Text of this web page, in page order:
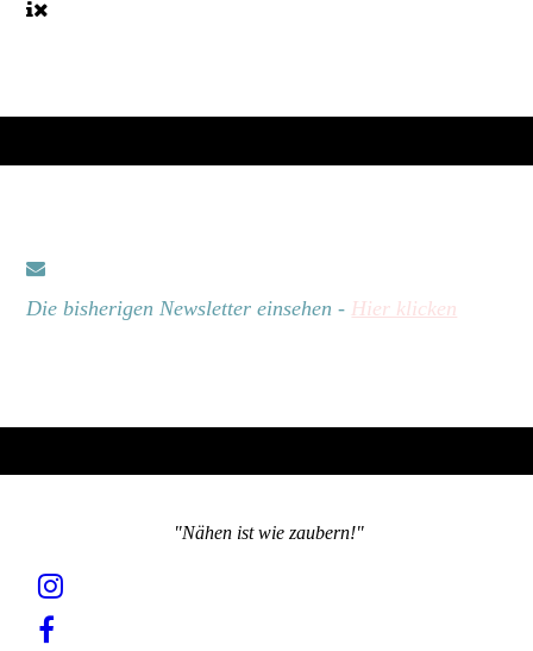
Die bisherigen Newsletter einsehen - Hier klicken
"Nähen ist wie zaubern!"